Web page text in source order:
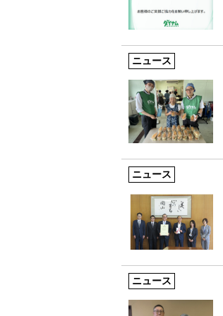
ニュース
ニュース
ニュース